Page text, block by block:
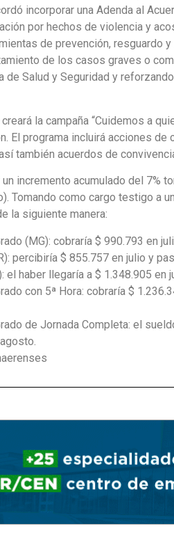
incorporar una Adenda al
por hechos de violencia y
de prevención, resguardo
de los casos graves o
de Salud y Seguridad y
la campaña “Cuidemos a
. El programa incluirá acciones
también acuerdos de
incremento acumulado del 7%
Tomando como cargo testigo a
la siguiente manera:
(MG): cobraría $ 990.793 en
percibiría $ 855.757 en julio y
el haber llegaría a $ 1.348.905 en
con 5ª Hora: cobraría $
de Jornada Completa: el